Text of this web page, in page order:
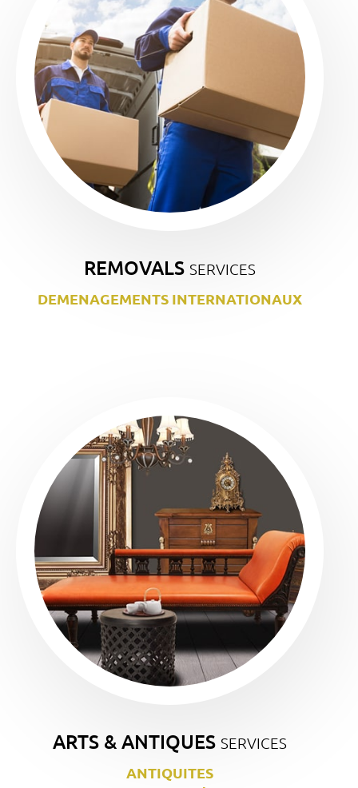
REMOVALS SERVICES
DEMENAGEMENTS INTERNATIONAUX
ARTS & ANTIQUES SERVICES
ANTIQUITES